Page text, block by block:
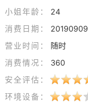
小姐年龄：
24
消费日期：
20190909
营业时间：
随时
消费情况：
360
安全评估：
环境设备：